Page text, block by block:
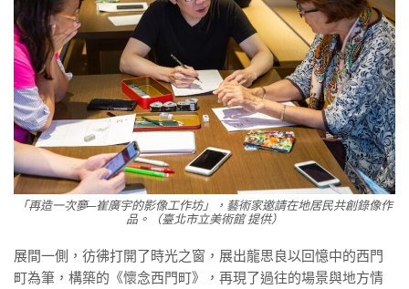
「再造一次夣─崔廣宇的影像工作坊」，藝術家邀請在地居民共創錄像作
品。（臺北市立美術館 提供）
展間一側，彷彿打開了時光之窗，展出龍思良以回憶中的西門
町為筆，構築的《懷念西門町》，再現了過往的場景與地方情